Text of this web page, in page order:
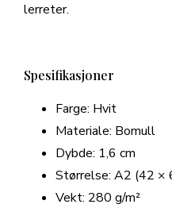
lerreter.
Spesifikasjoner
Farge: Hvit
Materiale: Bomull
Dybde: 1,6 cm
Størrelse: A2 (42 ×
Vekt: 280 g/m²